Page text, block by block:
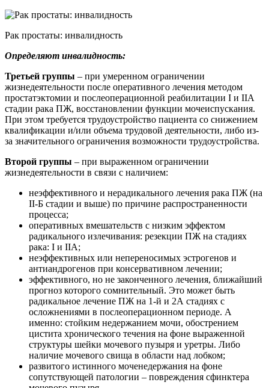
Рак простаты: инвалидность
Определяют инвалидность:
Третьей группы – при умеренном ограничении
жизнедеятельности после оперативного лечения методом
простатэктомии и послеоперационной реабилитации I и IIA
стадии рака ПЖ, восстановлении функции мочеиспускания.
При этом требуется трудоустройство пациента со снижением
квалификации и/или объема трудовой деятельности, либо из-
за значительного ограничения возможности трудоустройства.
Второй группы – при выраженном ограничении
жизнедеятельности в связи с наличием:
неэффективного и нерадикального лечения рака ПЖ (на
II-Б стадии и выше) по причине распространенности
процесса;
оперативных вмешательств с низким эффектом
радикального излечивания: резекции ПЖ на стадиях
рака: I и IIA;
неэффективных или непереносимых эстрогенов и
антиандрогенов при консервативном лечении;
эффективного, но не законченного лечения, ближайший
прогноз которого сомнительный. Это может быть
радикальное лечение ПЖ на 1-й и 2А стадиях с
осложнениями в послеоперационном периоде. А
именно: стойким недержанием мочи, обострением
цистита хронического течения на фоне выраженной
структуры шейки мочевого пузыря и уретры. Либо
наличие мочевого свища в области над лобком;
развитого истинного моченедержания на фоне
сопутствующей патологии – повреждения сфинктера